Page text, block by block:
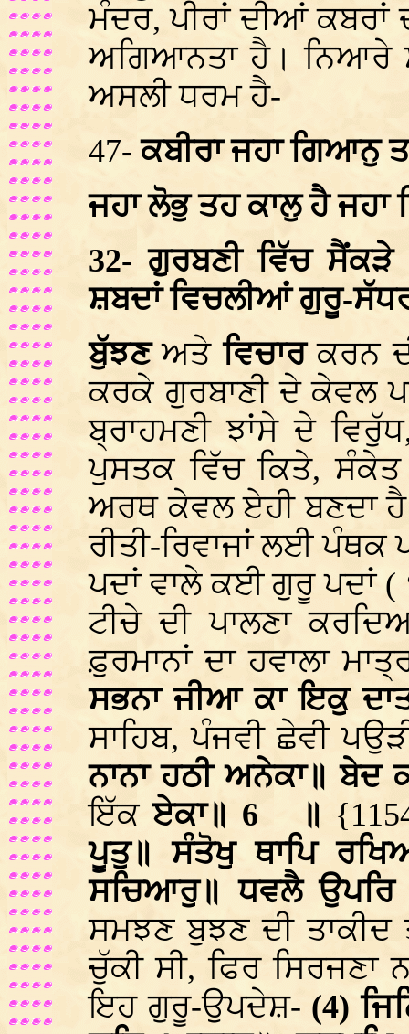
ਮੰਦਰ, ਪੀਰਾਂ ਦੀਆਂ ਕਬਰਾਂ
ਅਗਿਆਨਤਾ ਹੈ। ਨਿਆਰੇ
ਅਸਲੀ ਧਰਮ ਹੈ-
47- ਕਬੀਰਾ ਜਹਾ ਗਿਆਨੁ
ਜਹਾ ਲੋਭੁ ਤਹ ਕਾਲੁ ਹੈ
32- ਗੁਰਬਣੀ ਵਿੱਚ ਸੈਂਕੜੇ
ਸ਼ਬਦਾਂ ਵਿਚਲੀਆਂ ਗੁਰੂ-
ਬੁੱਝਣਅਤੇਵਿਚਾਰਕਰਨ
ਕਰਕੇ ਗੁਰਬਾਣੀ ਦੇ ਕੇਵਲ
ਬ੍ਰਾਹਮਣੀ ਝਾਂਸੇ ਦੇ
ਪੁਸਤਕ ਵਿੱਚ ਕਿਤੇ, ਸੰਕੇਤ
ਅਰਥ ਕੇਵਲ ਏਹੀ ਬਣਦਾ ਹੈ
ਰੀਤੀ-ਰਿਵਾਜਾਂ ਲਈ ਪੰਥਕ
ਪਦਾਂ ਵਾਲੇ ਕਈ ਗੁਰੂ ਪਦਾਂ (
ਟੀਚੇ ਦੀ ਪਾਲਣਾ
ਫ਼ੁਰਮਾਨਾਂ ਦਾ ਹਵਾਲਾ
ਸਭਨਾ ਜੀਆ ਕਾ ਇਕੁ
ਸਾਹਿਬ, ਪੰਜਵੀ ਛੇਵੀ
ਨਾਨਾ ਹਠੀ ਅਨੇਕਾ॥ ਬੇਦ
ਇੱਕਏਕਾ॥ 6 ॥
ਪੂਤੁ॥ ਸੰਤੋਖੁ ਥਾਪਿ
ਸਚਿਆਰੁ॥ ਧਵਲੈ ਉਪਰਿ
ਸਮਝਣ ਬੁਝਣ ਦੀ ਤਾਕੀਦ
ਚੁੱਕੀ ਸੀ, ਫਿਰ ਸਿਰਜਣਾ
ਇਹ ਗੁਰੂ-ਉਪਦੇਸ਼- (4)